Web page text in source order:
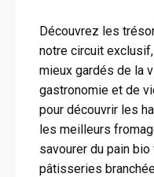
Découvrez les
notre circuit
mieux gardés de la
gastronomie et de
pour découvrir les
les meilleurs
savourer du pain
pâtisseries